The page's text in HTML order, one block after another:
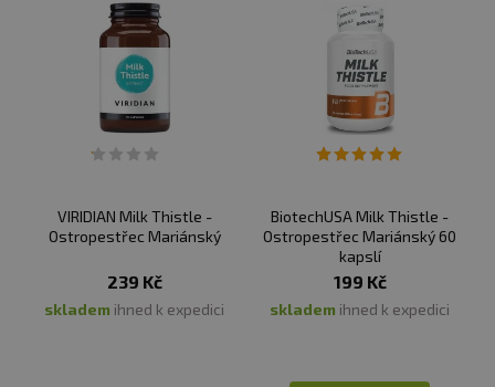
VIRIDIAN Milk Thistle -
Ostropestřec Mariánský
239 Kč
skladem ihned k expedici
BiotechUSA Milk Thistle -
Ostropestřec Mariánský 60
kapslí
199 Kč
skladem ihned k expedici